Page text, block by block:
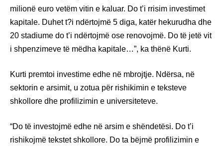
milionë euro vetëm vitin e kaluar. Do t’i rrisim investimet
kapitale. Duhet t?i ndërtojmë 5 diga, katër hekurudha dhe
20 stadiume do t’i ndërtojmë ose renovojmë. Do të jetë vit
i shpenzimeve të mëdha kapitale…”, ka thënë Kurti.
Kurti premtoi investime edhe në mbrojtje. Ndërsa, në
sektorin e arsimit, u zotua për rishikimin e teksteve
shkollore dhe profilizimin e universiteteve.
“Do të investojmë edhe në arsim e shëndetësi. Do t’i
rishikojmë tekstet shkollore. Do ta bëjmë profilizimin e